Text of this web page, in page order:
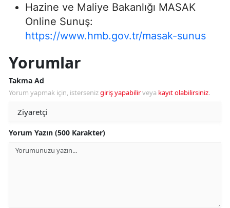
Hazine ve Maliye Bakanlığı MASAK
Online Sunuş:
https://www.hmb.gov.tr/masak-sunus
Yorumlar
Takma Ad
Yorum yapmak için, istersenizgiriş yapabilirveya kayıt olabilirsiniz.
Yorum Yazın (500 Karakter)